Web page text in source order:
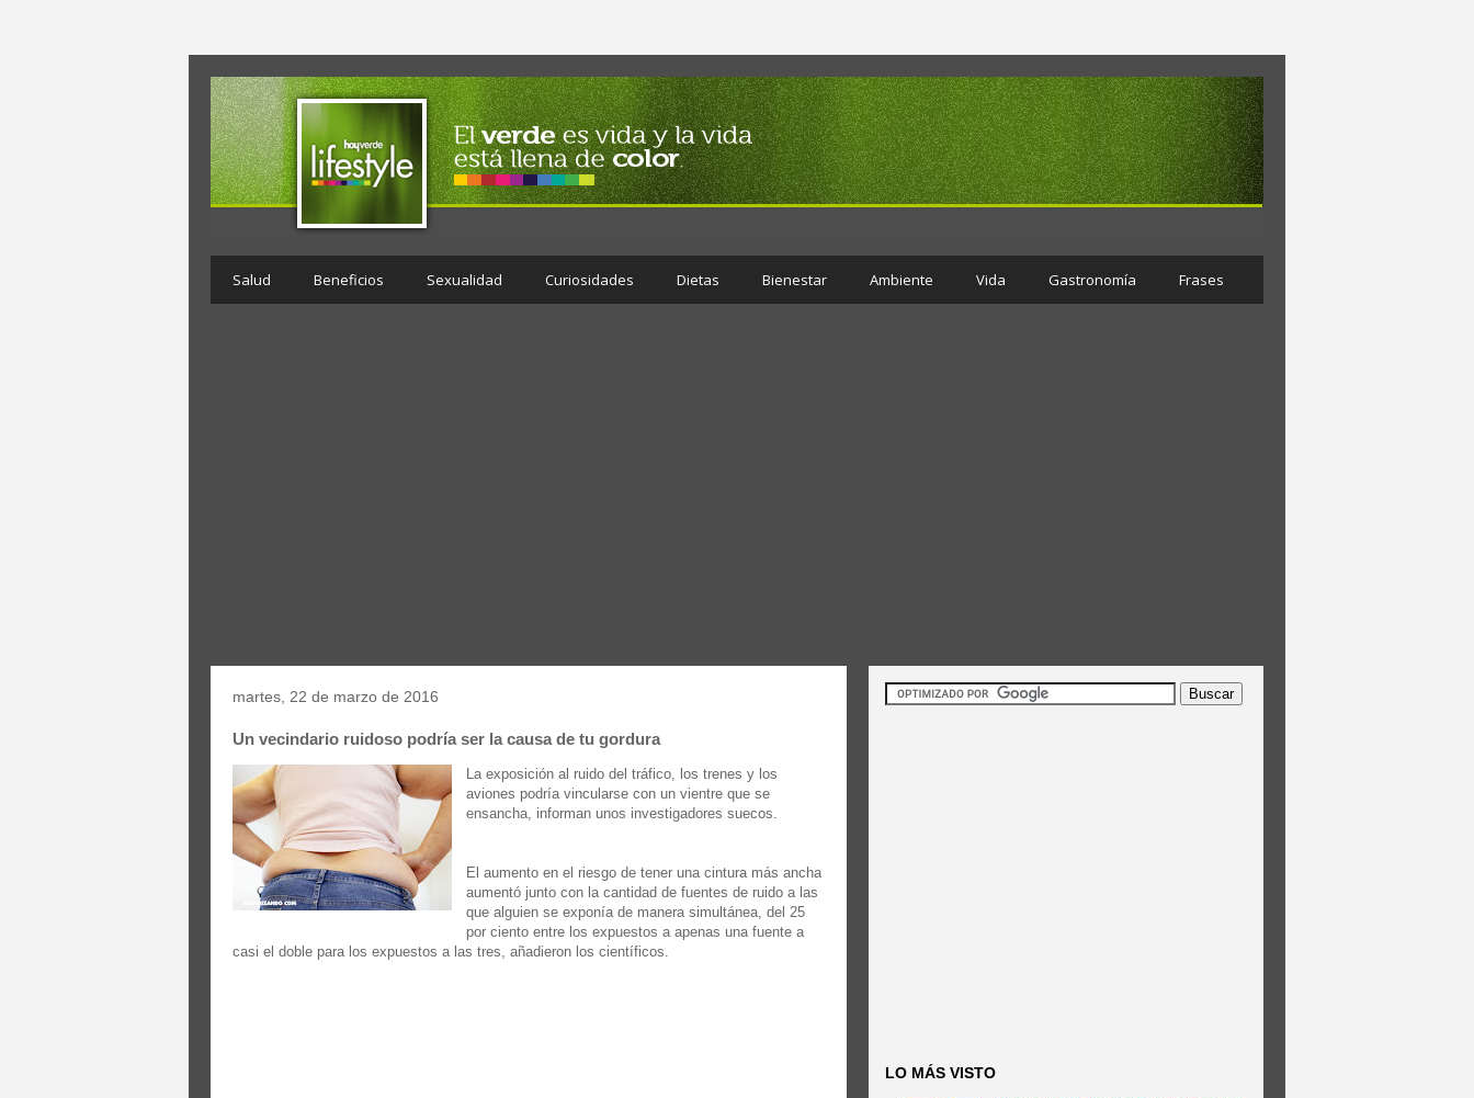
Salud Beneficios Sexualidad Curiosidades Dietas Bienestar Ambiente Vida Gastronomía Frases
martes, 22 de marzo de 2016
Un vecindario ruidoso podría ser la causa de tu gordura
La exposición al ruido del tráfico, los trenes y los
aviones podría vincularse con un vientre que se
ensancha, informan unos investigadores suecos.
El aumento en el riesgo de tener una cintura más ancha
aumentó junto con la cantidad de fuentes de ruido a las
que alguien se exponía de manera simultánea, del 25
por ciento entre los expuestos a apenas una fuente a
casi el doble para los expuestos a las tres, añadieron los científicos.
LO MÁS VISTO